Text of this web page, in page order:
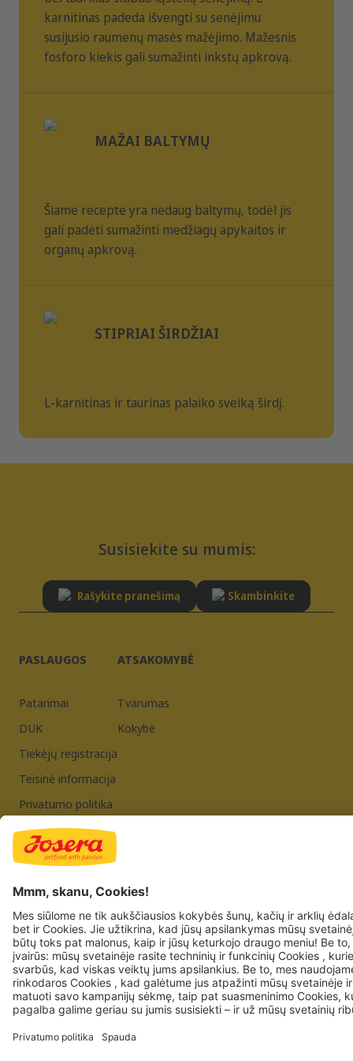
mėsa
Vienam gyvūnui rekomenduojamas dienos ėdalo kiekis. Jei
duodate gyvūnui papildomo ėdalo, pvz., užkandžių, bendrą
ėdalo kiekį reikėtų atitinkamai sumažinti. Jūsų gyvūnas
visuomet turi turėti šviežio geriamo vandens.
fosforas
0.70
%
natris
0.50
karnitinas padeda išvengti su senėjimu
susijusio raumenų masės mažėjimo. Mažesnis
fosforo kiekis gali sumažinti inkstų apkrovą.
MAŽAI BALTYMŲ
Šiame recepte yra nedaug baltymų, todėl jis
gali padėti sumažinti medžiagų apykaitos ir
organų apkrovą.
STIPRIAI ŠIRDŽIAI
L-karnitinas ir taurinas palaiko sveiką širdį.
Susisiekite su mumis:
Rašykite pranešimą Skambinkite
PASLAUGOS
Patarimai
DUK
Tiekėjų registracija
Teisinė informacija
Privatumo politika
ATSAKOMYBĖ
Tvarumas
Kokybė
JOSERA PETFOOD GMBH
Industriegebiet Sud
DE-63924 Kleinheubach